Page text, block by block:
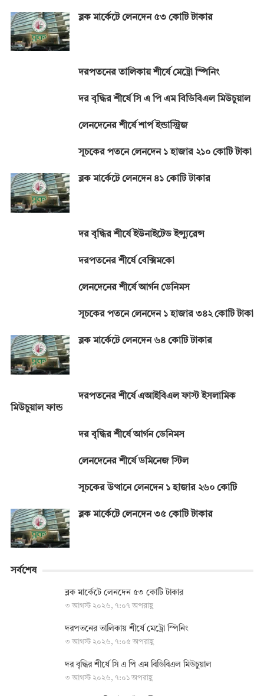
ব্লক মার্কেটে লেনদেন ৫৩ কোটি টাকার
দরপতনের তালিকায় শীর্ষে মেট্রো স্পিনিং
দর বৃদ্ধির শীর্ষে সি এ পি এম বিডিবিএল মিউচুয়াল
লেনদেনের শীর্ষে শার্প ইন্ডাস্ট্রিজ
সূচকের পতনে লেনদেন ১ হাজার ২১০ কোটি টাকা
ব্লক মার্কেটে লেনদেন ৪১ কোটি টাকার
দর বৃদ্ধির শীর্ষে ইউনাইটেড ইন্স্যুরেন্স
দরপতনের শীর্ষে বেক্সিমকো
লেনদেনের শীর্ষে আর্গন ডেনিমস
সূচকের পতনে লেনদেন ১ হাজার ৩৪২ কোটি টাকা
ব্লক মার্কেটে লেনদেন ৬৪ কোটি টাকার
দরপতনের শীর্ষে এআইবিএল ফাস্ট ইসলামিক
মিউচুয়াল ফান্ড
দর বৃদ্ধির শীর্ষে আর্গন ডেনিমস
লেনদেনের শীর্ষে ডমিনেজ স্টিল
সূচকের উত্থানে লেনদেন ১ হাজার ২৬০ কোটি
ব্লক মার্কেটে লেনদেন ৩৫ কোটি টাকার
সর্বশেষ
ব্লক মার্কেটে লেনদেন ৫৩ কোটি টাকার
৩ আগস্ট ২০২৬, ৭:০৭ অপরাহ্ণ
দরপতনের তালিকায় শীর্ষে মেট্রো স্পিনিং
৩ আগস্ট ২০২৬, ৭:০৫ অপরাহ্ণ
দর বৃদ্ধির শীর্ষে সি এ পি এম বিডিবিএল মিউচুয়াল
৩ আগস্ট ২০২৬, ৭:০১ অপরাহ্ণ